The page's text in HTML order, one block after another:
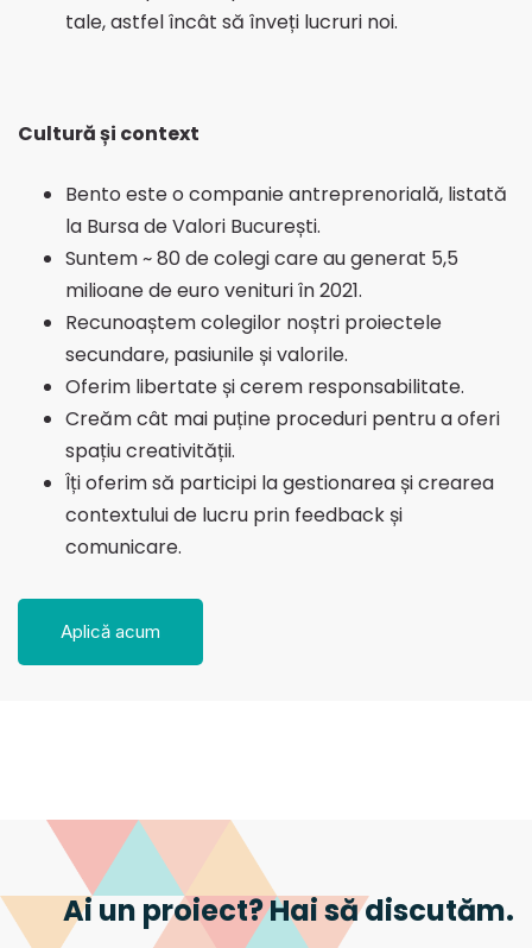
tale, astfel încât să înveți lucruri noi.
Cultură și context
Bento este o companie antreprenorială, listată
la Bursa de Valori București.
Suntem ~ 80 de colegi care au generat 5,5
milioane de euro venituri în 2021.
Recunoaștem colegilor noștri proiectele
secundare, pasiunile și valorile.
Oferim libertate și cerem responsabilitate.
Creăm cât mai puține proceduri pentru a oferi
spațiu creativității.
Îți oferim să participi la gestionarea și crearea
contextului de lucru prin feedback și
comunicare.
Aplică acum
Ai un proiect? Hai să discutăm.